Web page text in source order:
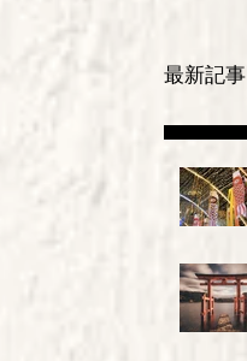
最新記事